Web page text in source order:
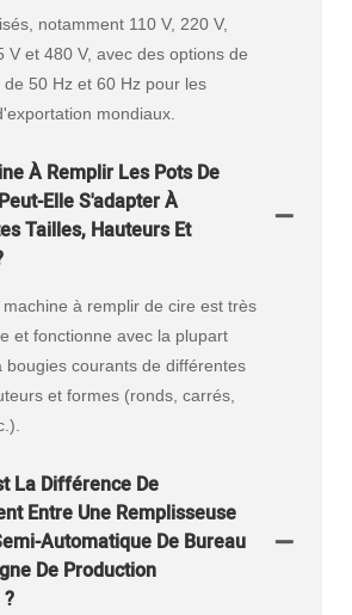
notamment 110 V, 220 V,
V et 480 V, avec des options de
50 Hz et 60 Hz pour les
mondiaux.
À Remplir Les Pots De
Elle S'adapter À
Tailles, Hauteurs Et
à remplir de cire est très
et fonctionne avec la plupart
bougies courants de différentes
et formes (ronds, carrés,
La Différence De
Entre Une Remplisseuse
Automatique De Bureau
De Production